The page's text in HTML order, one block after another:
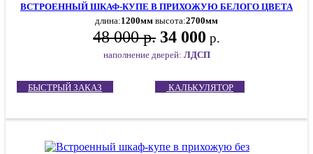
ВСТРОЕННЫЙ ШКАФ-КУПЕ В ПРИХОЖУЮ БЕЛОГО ЦВЕТА
длина:1200мм высота:2700мм
48 000 р. 34 000 р.
наполнение дверей: ЛДСП
БЫСТРЫЙ ЗАКАЗ КАЛЬКУЛЯТОР